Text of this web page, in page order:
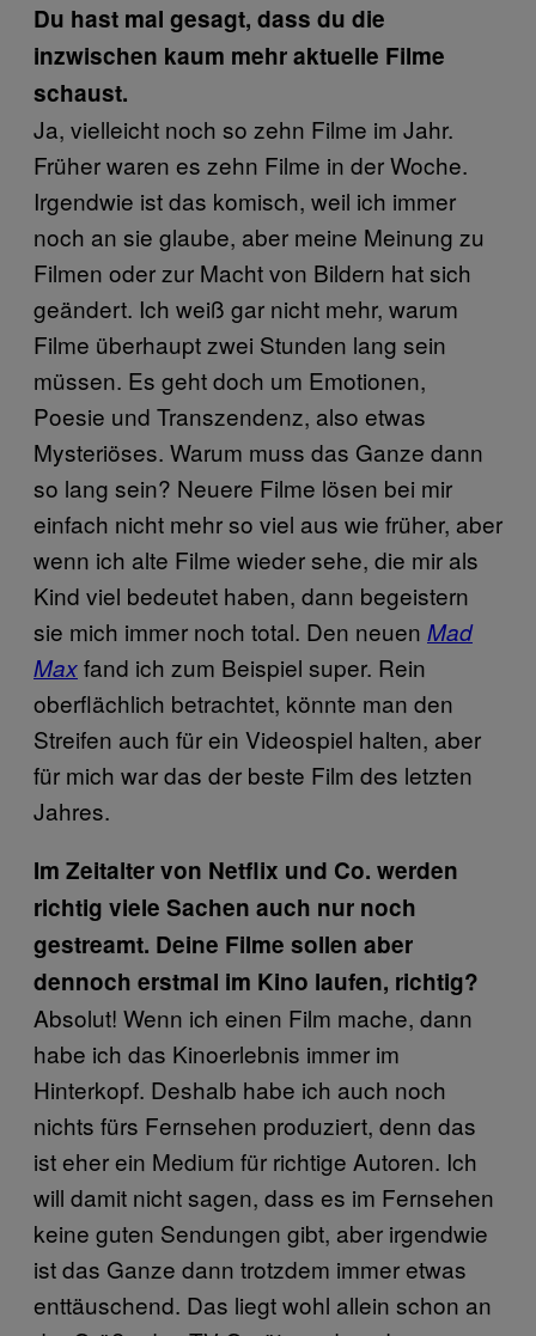
Du hast mal gesagt, dass du die
inzwischen kaum mehr aktuelle Filme
schaust.
Ja, vielleicht noch so zehn Filme im Jahr.
Früher waren es zehn Filme in der Woche.
Irgendwie ist das komisch, weil ich immer
noch an sie glaube, aber meine Meinung zu
Filmen oder zur Macht von Bildern hat sich
geändert. Ich weiß gar nicht mehr, warum
Filme überhaupt zwei Stunden lang sein
müssen. Es geht doch um Emotionen,
Poesie und Transzendenz, also etwas
Mysteriöses. Warum muss das Ganze dann
so lang sein? Neuere Filme lösen bei mir
einfach nicht mehr so viel aus wie früher, aber
wenn ich alte Filme wieder sehe, die mir als
Kind viel bedeutet haben, dann begeistern
sie mich immer noch total. Den neuen Mad
Maxfand ich zum Beispiel super. Rein
oberflächlich betrachtet, könnte man den
Streifen auch für ein Videospiel halten, aber
für mich war das der beste Film des letzten
Jahres.
Im Zeitalter von Netflix und Co. werden
richtig viele Sachen auch nur noch
gestreamt. Deine Filme sollen aber
dennoch erstmal im Kino laufen, richtig?
Absolut! Wenn ich einen Film mache, dann
habe ich das Kinoerlebnis immer im
Hinterkopf. Deshalb habe ich auch noch
nichts fürs Fernsehen produziert, denn das
ist eher ein Medium für richtige Autoren. Ich
will damit nicht sagen, dass es im Fernsehen
keine guten Sendungen gibt, aber irgendwie
ist das Ganze dann trotzdem immer etwas
enttäuschend. Das liegt wohl allein schon an